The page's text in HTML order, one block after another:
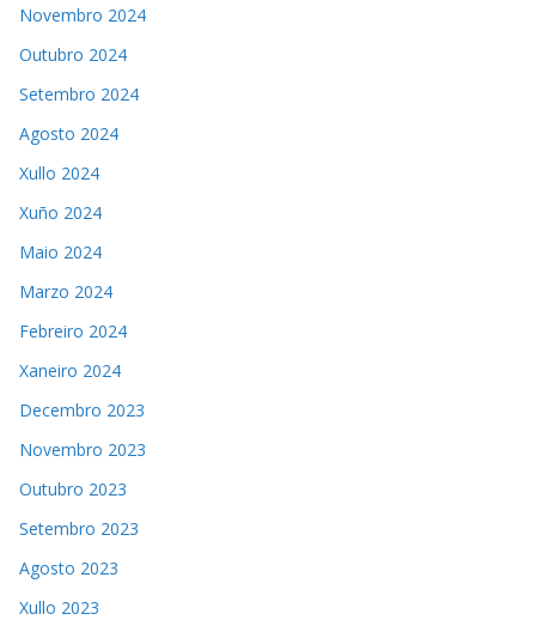
Novembro 2024
Outubro 2024
Setembro 2024
Agosto 2024
Xullo 2024
Xuño 2024
Maio 2024
Marzo 2024
Febreiro 2024
Xaneiro 2024
Decembro 2023
Novembro 2023
Outubro 2023
Setembro 2023
Agosto 2023
Xullo 2023